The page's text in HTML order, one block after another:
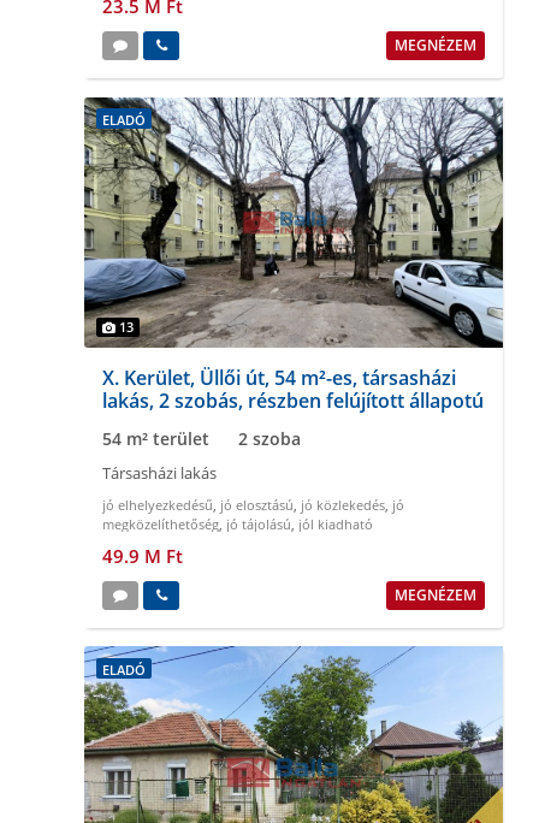
23.5 M Ft
MEGNÉZEM
ELADÓ
13
X. Kerület, Üllői út, 54 m²-es, társasházi
lakás, 2 szobás, részben felújított állapotú
54 m² terület 2 szoba
Társasházi lakás
jó elhelyezkedésű, jó elosztású, jó közlekedés, jó
megközelíthetőség, jó tájolású, jól kiadható
49.9 M Ft
MEGNÉZEM
ELADÓ